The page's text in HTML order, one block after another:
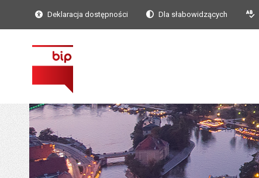
Deklaracja dostępności Dla słabowidzących